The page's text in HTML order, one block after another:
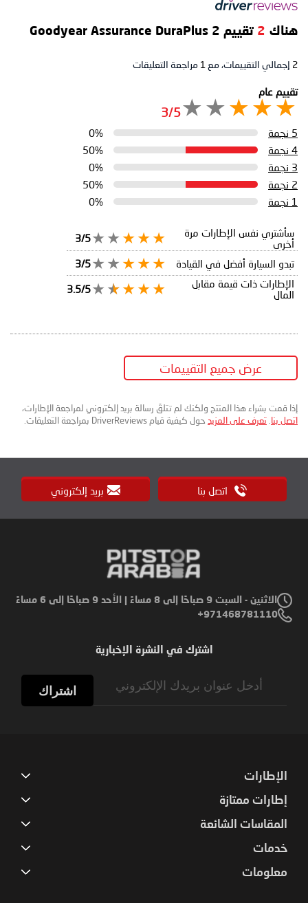
هناك 2 تقييم Goodyear Assurance DuraPlus 2
2 إجمالي التقييمات، مع 1 مراجعة التعليقات
تقييم عام
3/5
5 نجمة
0%
4 نجمة
50%
3 نجمة
0%
2 نجمة
50%
1 نجمة
0%
سأشتري نفس الإطارات مرة
أخرى
3/5
تبدو السيارة أفضل في القيادة
3/5
الإطارات ذات قيمة مقابل
المال
3.5/5
عرض جميع التقييمات
إذا قمت بشراء هذا المنتج ولكنك لم تتلقَ رسالة بريد إلكتروني لمراجعة الإطارات،
اتصل بنا تعرف على المزيد حول كيفية قيام DriverReviews بمراجعة التعليقات.
اتصل بنا بريد إلكتروني
الاثنين - السبت 9 صباحًا إلى 8 مساءً | الأحد 9 صباحًا إلى 6 مساءً
971468781110+
اشترك في النشرة الإخبارية
اشتراك
الإطارات
إطارات ممتازة
المقاسات الشائعة
خدمات
معلومات